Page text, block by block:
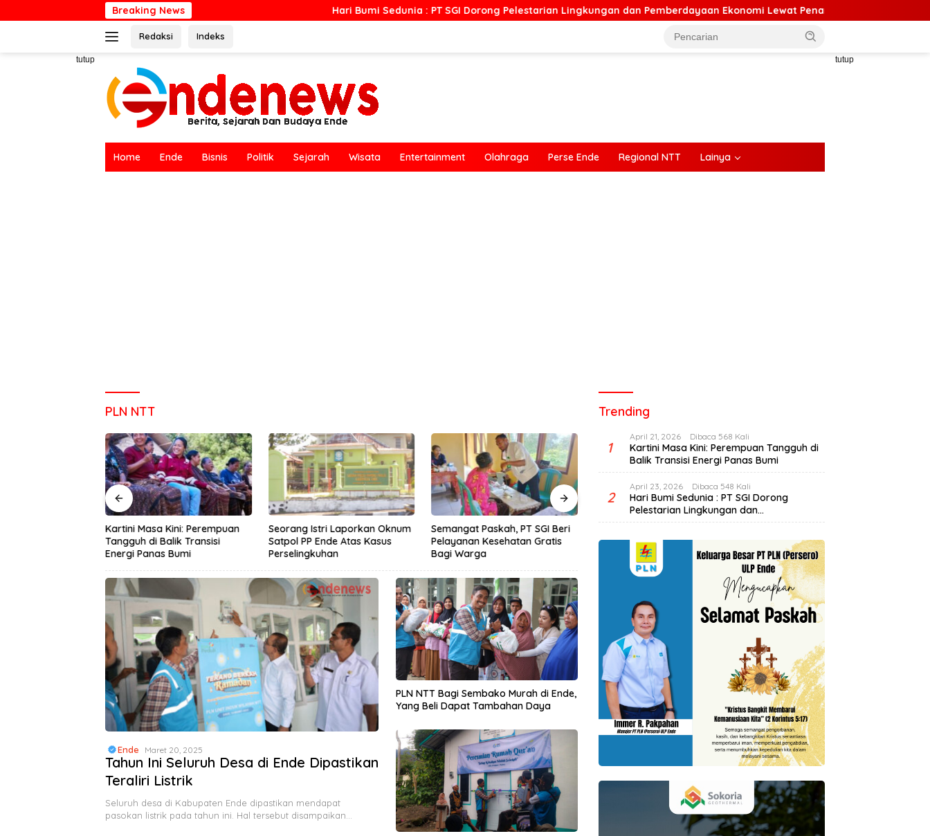
ke
Breaking News Hari Bumi Sedunia : PT SGI Dorong Pelestarian Lingkungan dan Pemberdayaan Ekonomi Lewat Penanaman Bibit Kopi
Redaksi Indeks
tutup tutup
Home Ende Bisnis Politik Sejarah Wisata Entertainment Olahraga Perse Ende Regional NTT Lainya
PLN NTT
Kartini Masa Kini: Perempuan
Tangguh di Balik Transisi
Energi Panas Bumi
Seorang Istri Laporkan Oknum
Satpol PP Ende Atas Kasus
Perselingkuhan
Semangat Paskah, PT SGI Beri
Pelayanan Kesehatan Gratis
Bagi Warga
yang Bikin Kejutan di Final
Billiard Ende Baru Cup
Mas Edo Versus Nevan, Drama
Hingga Akhir Laga
Ende Maret 20, 2025
Tahun Ini Seluruh Desa di Ende Dipastikan
Teraliri Listrik
Seluruh desa di Kabupaten Ende dipastikan mendapat
pasokan listrik pada tahun ini. Hal tersebut disampaikan…
PLN NTT Bagi Sembako Murah di Ende,
Yang Beli Dapat Tambahan Daya
Trending
1
April 21, 2026 Dibaca 568 Kali
Kartini Masa Kini: Perempuan Tangguh di
Balik Transisi Energi Panas Bumi
2
April 23, 2026 Dibaca 548 Kali
Hari Bumi Sedunia : PT SGI Dorong
Pelestarian Lingkungan dan
Pemberdayaan Ekonomi Lewat